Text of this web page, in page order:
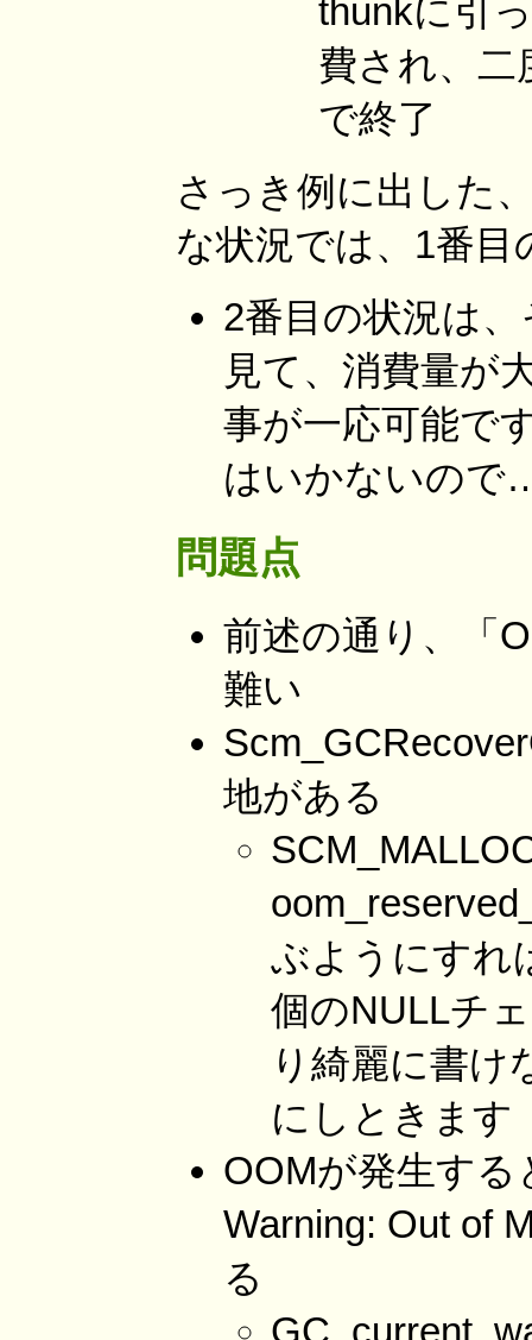
thunkに引
費され、二
で終了
さっき例に出した
な状況では、1番
2番目の状況は
見て、消費量が
事が一応可能で
はいかないの
問題点
前述の通り、「
難い
地がある
ぶようにすれ
個のNULLチ
り綺麗に書け
にしときます
OOMが発生す
Warning: Out of
る